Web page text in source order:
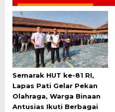
Semarak HUT ke-81 RI,
Lapas Pati Gelar Pekan
Olahraga, Warga Binaan
Antusias Ikuti Berbagai